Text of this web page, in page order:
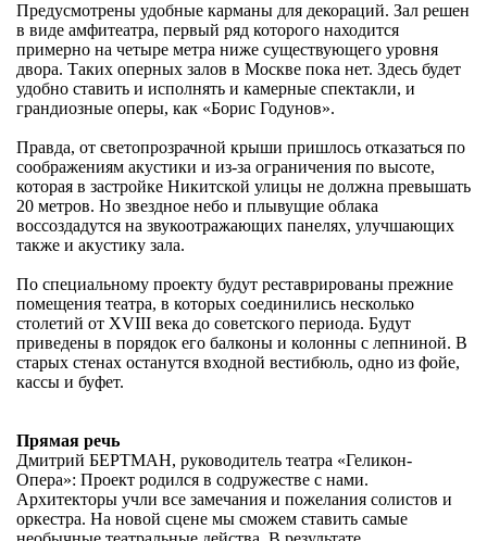
Предусмотрены удобные карманы для декораций. Зал решен
в виде амфитеатра, первый ряд которого находится
примерно на четыре метра ниже существующего уровня
двора. Таких оперных залов в Москве пока нет. Здесь будет
удобно ставить и исполнять и камерные спектакли, и
грандиозные оперы, как «Борис Годунов».
Правда, от светопрозрачной крыши пришлось отказаться по
соображениям акустики и из-за ограничения по высоте,
которая в застройке Никитской улицы не должна превышать
20 метров. Но звездное небо и плывущие облака
воссоздадутся на звукоотражающих панелях, улучшающих
также и акустику зала.
По специальному проекту будут реставрированы прежние
помещения театра, в которых соединились несколько
столетий от XVIII века до советского периода. Будут
приведены в порядок его балконы и колонны с лепниной. В
старых стенах останутся входной вестибюль, одно из фойе,
кассы и буфет.
Прямая речь
Дмитрий БЕРТМАН, руководитель театра «Геликон-
Опера»: Проект родился в содружестве с нами.
Архитекторы учли все замечания и пожелания солистов и
оркестра. На новой сцене мы сможем ставить самые